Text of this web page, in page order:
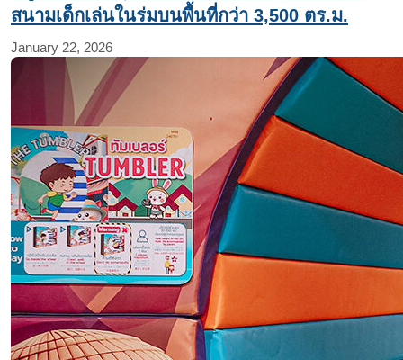
สนามเด็กเล่นในร่มบนพื้นที่กว่า 3,500 ตร.ม.
January 22, 2026